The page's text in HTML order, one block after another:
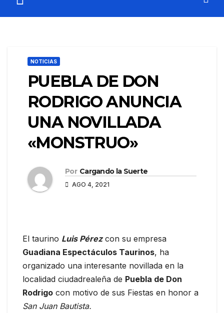
NOTICIAS
PUEBLA DE DON
RODRIGO ANUNCIA
UNA NOVILLADA
«MONSTRUO»
Por Cargando la Suerte
AGO 4, 2021
El taurino Luis Pérezcon su empresa
Guadiana Espectáculos Taurinos, ha
organizado una interesante novillada en la
localidad ciudadrealeña de Puebla de Don
Rodrigo con motivo de sus Fiestas en honor a
San Juan Bautista.